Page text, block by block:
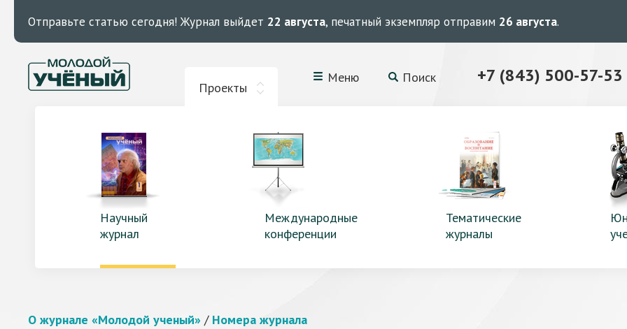
Отправьте статью сегодня! Журнал выйдет 22 августа, печатный экземпляр отправим 26 августа.
Проекты
Меню Поиск +7 (843) 500-57-53
Научный
журнал
Международные
конференции
Тематические
журналы
О журнале «Молодой ученый» / Номера журнала